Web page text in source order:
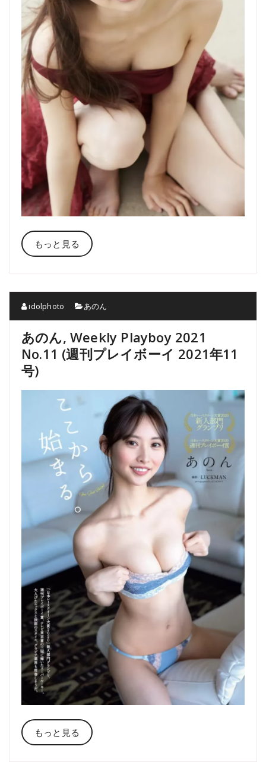
もっと見る
idolphoto あのん
あのん, Weekly Playboy 2021
No.11 (週刊プレイボーイ 2021年11
号)
もっと見る